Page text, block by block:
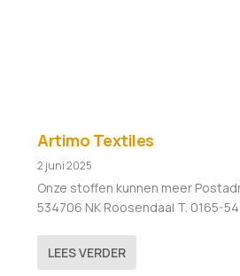
Artimo Textiles
2 juni 2025
Onze stoffen kunnen meer
534706 NK Roosendaal T. 0165-54
LEES VERDER